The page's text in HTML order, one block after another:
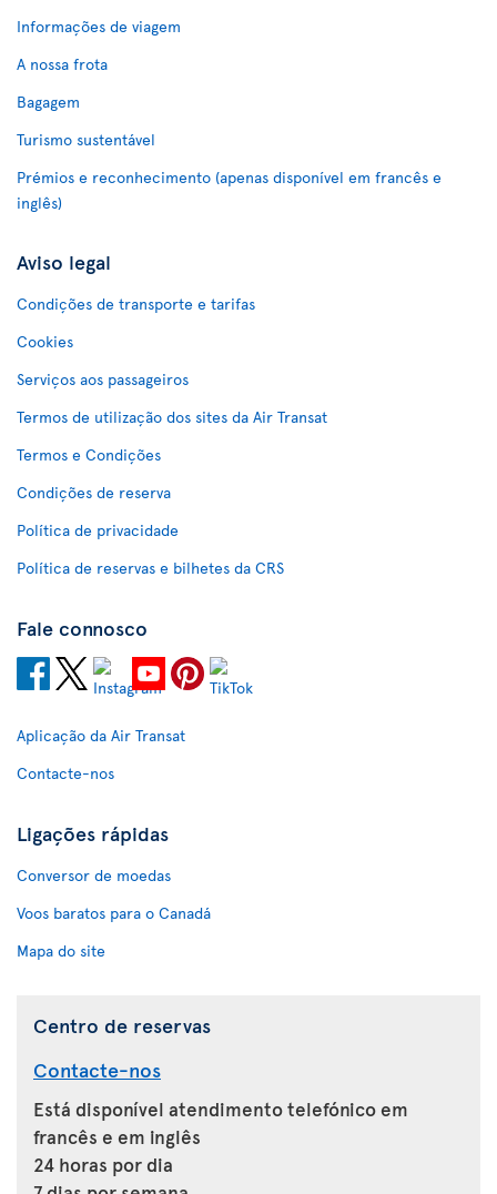
Informações de viagem
A nossa frota
Bagagem
Turismo sustentável
Prémios e reconhecimento (apenas disponível em francês e
inglês)
Aviso legal
Condições de transporte e tarifas
Cookies
Serviços aos passageiros
Termos de utilização dos sites da Air Transat
Termos e Condições
Condições de reserva
Política de privacidade
Política de reservas e bilhetes da CRS
Fale connosco
Aplicação da Air Transat
Contacte-nos
Ligações rápidas
Conversor de moedas
Voos baratos para o Canadá
Mapa do site
Centro de reservas
Contacte-nos
Está disponível atendimento telefónico em
francês e em inglês
24 horas por dia